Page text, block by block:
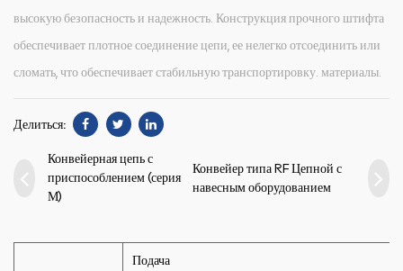
высокую безопасность и надежность. Конструкция прочного штифта
обеспечивает плотное соединение цепи, ее нелегко отсоединить или
сломать, что обеспечивает стабильную транспортировку. материалы.
Делиться:
Конвейерная цепь с
приспособлением (серия
М)
Конвейер типа RF Цепной с
навесным оборудованием
Подача